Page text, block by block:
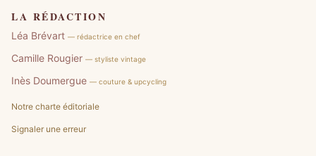
LA RÉDACTION
Léa Brévart — rédactrice en chef
Camille Rougier — styliste vintage
Inès Doumergue — couture & upcycling
Notre charte éditoriale
Signaler une erreur